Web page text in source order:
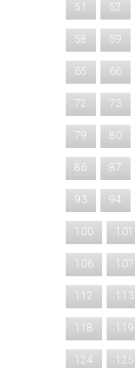
51 52
58 59
65 66
72 73
79 80
86 87
93 94
100 101
106 107
112 113
118 119
124 125